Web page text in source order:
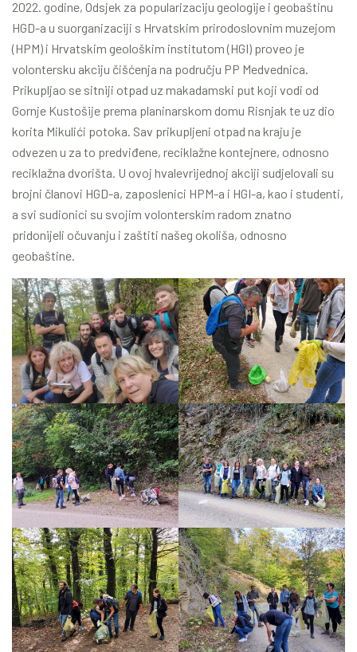
2022. godine, Odsjek za popularizaciju geologije i geobaštinu
HGD-a u suorganizaciji s Hrvatskim prirodoslovnim muzejom
(HPM) i Hrvatskim geološkim institutom (HGI) proveo je
volontersku akciju čišćenja na području PP Medvednica.
Prikupljao se sitniji otpad uz makadamski put koji vodi od
Gornje Kustošije prema planinarskom domu Risnjak te uz dio
korita Mikulići potoka. Sav prikupljeni otpad na kraju je
odvezen u za to predviđene, reciklažne kontejnere, odnosno
reciklažna dvorišta. U ovoj hvalevrijednoj akciji sudjelovali su
brojni članovi HGD-a, zaposlenici HPM-a i HGI-a, kao i studenti,
a svi sudionici su svojim volonterskim radom znatno
pridonijeli očuvanju i zaštiti našeg okoliša, odnosno
geobaštine.